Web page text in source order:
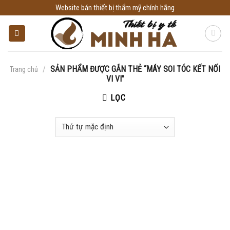
to
content
Website bán thiết bị thẩm mỹ chính hãng
Trang chủ / SẢN PHẨM ĐƯỢC GẮN THẺ “MÁY SOI TÓC KẾT NỐI
VI VI”
LỌC